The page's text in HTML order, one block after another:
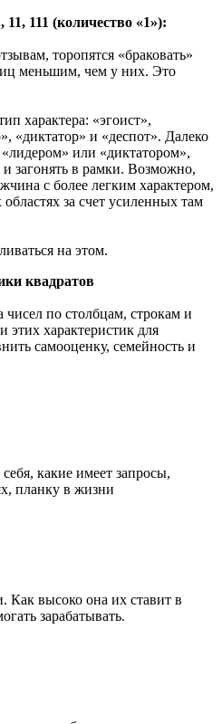
111 (количество «1»):
торопятся «браковать»
меньшим, чем у них. Это
характера: «эгоист»,
«диктатор» и «деспот». Далеко
или «диктатором»,
и загонять в рамки. Возможно,
с более легким характером,
за счет усиленных там
на этом.
квадратов
по столбцам, строкам и
этих характеристик для
самооценку, семейность и
какие имеет запросы,
планку в жизни
Как высоко она их ставит в
зарабатывать.